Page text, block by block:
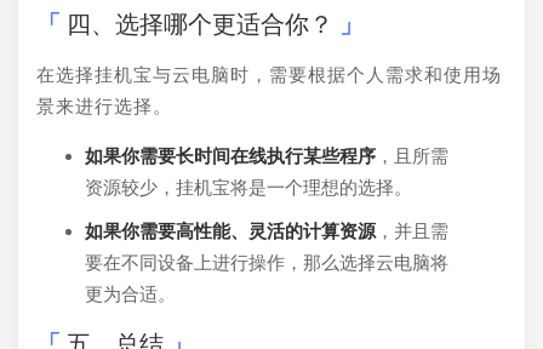
四、选择哪个更适合你？
在选择挂机宝与云电脑时，需要根据个人需求和使用场
景来进行选择。
如果你需要长时间在线执行某些程序 ，且所需
资源较少，挂机宝将是一个理想的选择。
如果你需要高性能、灵活的计算资源 ，并且需
要在不同设备上进行操作，那么选择云电脑将
更为合适。